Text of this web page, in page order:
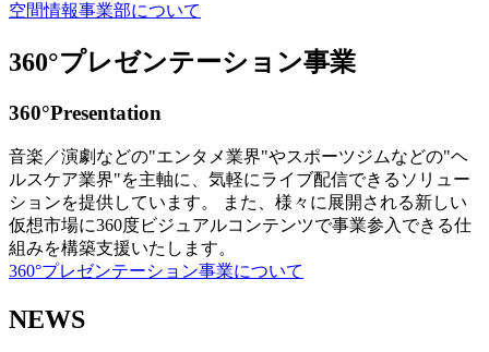
空間情報事業部について
360°プレゼンテーション事業
360°Presentation
音楽／演劇などの"エンタメ業界"やスポーツジムなどの"ヘ
ルスケア業界"を主軸に、気軽にライブ配信できるソリュー
ションを提供しています。 また、様々に展開される新しい
仮想市場に360度ビジュアルコンテンツで事業参入できる仕
組みを構築支援いたします。
360°プレゼンテーション事業について
NEWS